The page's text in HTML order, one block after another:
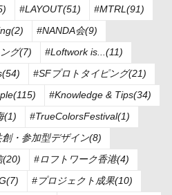
#LAYOUT(51)
#MTRL(91)
#NANDA会(9)
グ(7)
#Loftwork is...(11)
#SFプロトタイピング(21)
#Knowledge & Tips(34)
(1)
#TrueColorsFestival(1)
・参加型デザイン(8)
(20)
#ロフトワーク香港(4)
#プロジェクト成果(10)